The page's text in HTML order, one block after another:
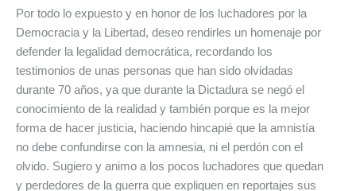
Por todo lo expuesto y en honor de los luchadores por la
Democracia y la Libertad, deseo rendirles un homenaje por
defender la legalidad democrática, recordando los
testimonios de unas personas que han sido olvidadas
durante 70 años, ya que durante la Dictadura se negó el
conocimiento de la realidad y también porque es la mejor
forma de hacer justicia, haciendo hincapié que la amnistía
no debe confundirse con la amnesia, ni el perdón con el
olvido. Sugiero y animo a los pocos luchadores que quedan
y perdedores de la guerra que expliquen en reportajes sus